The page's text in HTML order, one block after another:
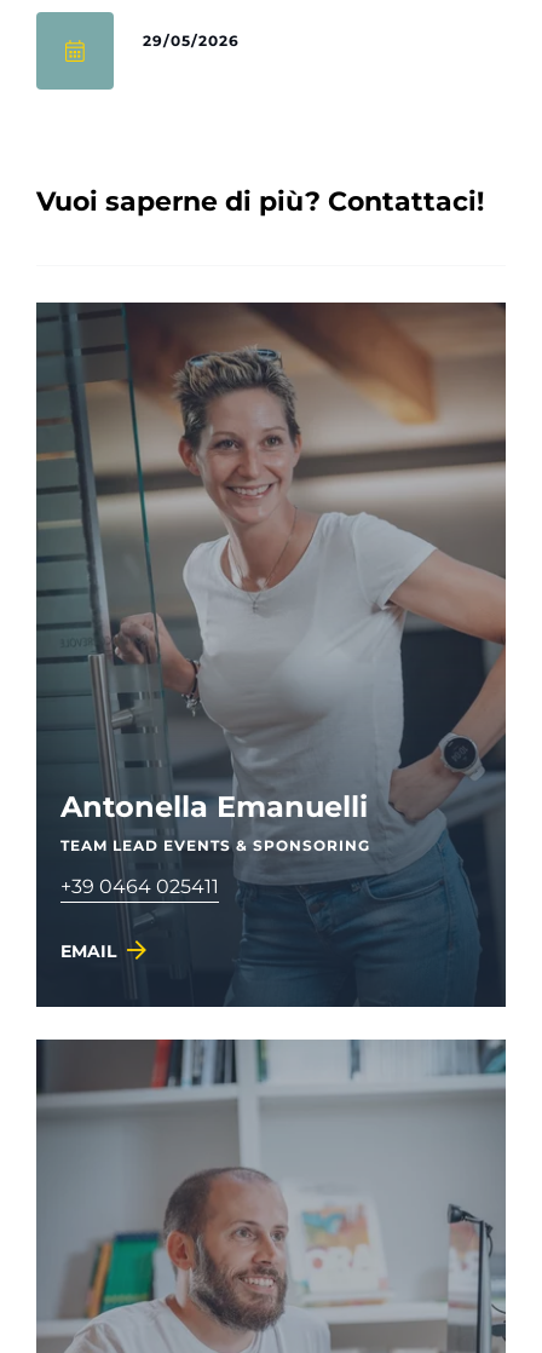
29/05/2026
Vuoi saperne di più? Contattaci!
Antonella Emanuelli
TEAM LEAD EVENTS & SPONSORING
+39 0464 025411
EMAIL